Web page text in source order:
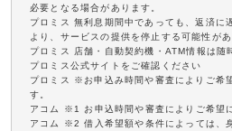
必要となる場合があります。
プロミス 無利息期間中であっても、返済に
より、サービスの提供を停止する可能性があ
プロミス 店舗・自動契約機・ATM情報は随
プロミス公式サイトをご確認ください
プロミス ※お申込み時間や審査によりご希
す。
アコム ※1 お申込時間や審査によりご希望
アコム ※2 借入希望額や条件によっては、